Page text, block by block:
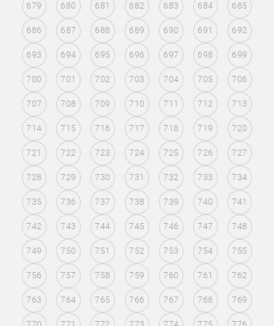
679 680 681 682 683 684 685
686 687 688 689 690 691 692
693 694 695 696 697 698 699
700 701 702 703 704 705 706
707 708 709 710 711 712 713
714 715 716 717 718 719 720
721 722 723 724 725 726 727
728 729 730 731 732 733 734
735 736 737 738 739 740 741
742 743 744 745 746 747 748
749 750 751 752 753 754 755
756 757 758 759 760 761 762
763 764 765 766 767 768 769